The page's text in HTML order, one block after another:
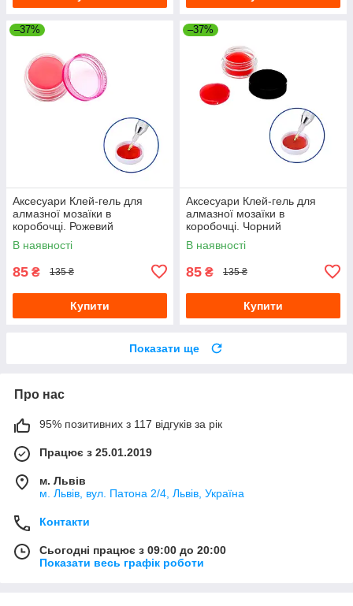
–37%
Аксесуари Клей-гель для
алмазної мозаїки в
коробочці. Рожевий
В наявності
85 ₴ 135 ₴
Купити
–37%
Аксесуари Клей-гель для
алмазної мозаїки в
коробочці. Чорний
В наявності
85 ₴ 135 ₴
Купити
Показати ще
Про нас
95% позитивних з 117 відгуків за рік
Працює з 25.01.2019
м. Львів
м. Львів, вул. Патона 2/4, Львів, Україна
Контакти
Сьогодні працює з 09:00 до 20:00
Показати весь графік роботи